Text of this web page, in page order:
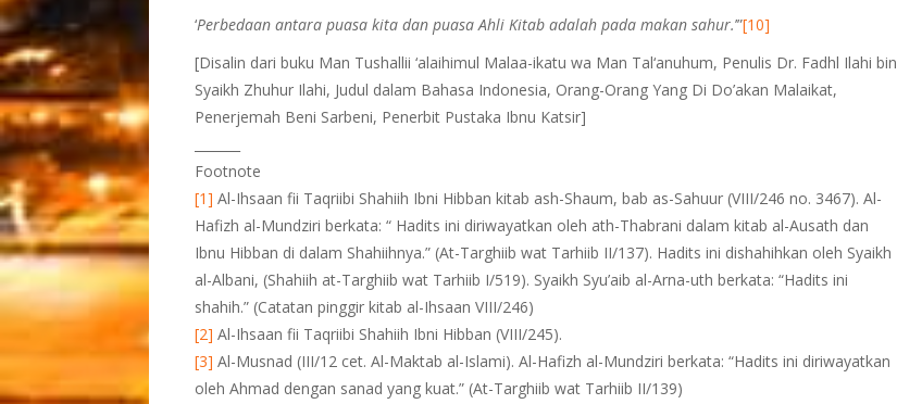
‘Perbedaan antara puasa kita dan puasa Ahli Kitab adalah pada makan sahur.’”[10]
[Disalin dari buku Man Tushallii ‘alaihimul Malaa-ikatu wa Man Tal‘anuhum, Penulis Dr. Fadhl Ilahi bin
Syaikh Zhuhur Ilahi, Judul dalam Bahasa Indonesia, Orang-Orang Yang Di Do’akan Malaikat,
Penerjemah Beni Sarbeni, Penerbit Pustaka Ibnu Katsir]
Footnote
[1] Al-Ihsaan fii Taqriibi Shahiih Ibni Hibban kitab ash-Shaum, bab as-Sahuur (VIII/246 no. 3467). Al-
Hafizh al-Mundziri berkata: “ Hadits ini diriwayatkan oleh ath-Thabrani dalam kitab al-Ausath dan
Ibnu Hibban di dalam Shahiihnya.” (At-Targhiib wat Tarhiib II/137). Hadits ini dishahihkan oleh Syaikh
al-Albani, (Shahiih at-Targhiib wat Tarhiib I/519). Syaikh Syu’aib al-Arna-uth berkata: “Hadits ini
shahih.” (Catatan pinggir kitab al-Ihsaan VIII/246)
[2] Al-Ihsaan fii Taqriibi Shahiih Ibni Hibban (VIII/245).
[3] Al-Musnad (III/12 cet. Al-Maktab al-Islami). Al-Hafizh al-Mundziri berkata: “Hadits ini diriwayatkan
oleh Ahmad dengan sanad yang kuat.” (At-Targhiib wat Tarhiib II/139)